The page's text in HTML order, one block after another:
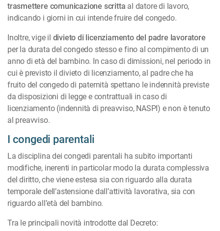
trasmettere comunicazione scritta al datore di lavoro,
indicando i giorni in cui intende fruire del congedo.
Inoltre, vige il divieto di licenziamento del padre lavoratore
per la durata del congedo stesso e fino al compimento di un
anno di età del bambino. In caso di dimissioni, nel periodo in
cui è previsto il divieto di licenziamento, al padre che ha
fruito del congedo di paternità spettano le indennità previste
da disposizioni di legge e contrattuali in caso di
licenziamento (indennità di preavviso, NASPI) e non è tenuto
al preavviso.
I congedi parentali
La disciplina dei congedi parentali ha subito importanti
modifiche, inerenti in particolar modo la durata complessiva
del diritto, che viene estesa sia con riguardo alla durata
temporale dell’astensione dall’attività lavorativa, sia con
riguardo all’età del bambino.
Tra le principali novità introdotte dal Decreto: